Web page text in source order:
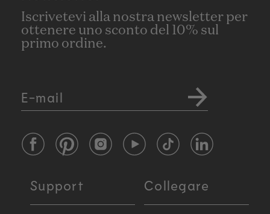
Iscrivetevi alla nostra newsletter per
ottenere uno sconto del 10% sul
primo ordine.
E-mail
FacebookPinterestInstagramYouTubeTikTokLinkedIn
Support Collegare